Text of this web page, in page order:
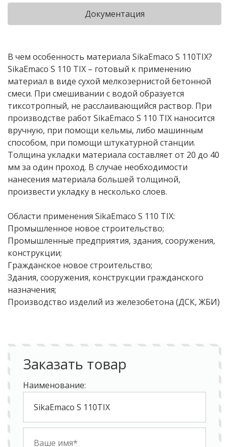
Документация
В чем особенность материала SikaEmaco S 110TIX?
SikaEmaco S 110 TIX – готовый к применению
материал в виде сухой мелкозернистой бетонной
смеси. При смешивании с водой образуется
тиксотропный, не расслаивающийся раствор. При
производстве работ SikaEmaco S 110 TIX наносится
вручную, при помощи кельмы, либо машинным
способом, при помощи штукатурной станции.
Толщина укладки материала составляет от 20 до 40
мм за один проход. В случае необходимости
нанесения материала большей толщиной,
произвести укладку в несколько слоев.
Области применения SikaEmaco S 110 TIX​:
Промышленное новое строительство;
Промышленные предприятия, здания, сооружения,
конструкции;
Гражданское новое строительство;
Здания, сооружен​​ия, конструкции гражданского
назначения;
Производство изделий из желе​зобетона (ДСК, ЖБИ)​
Заказать товар
Наименование: